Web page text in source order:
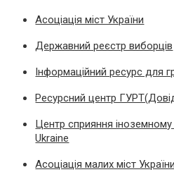
Асоціація міст України
Державний реєстр виборців
Інформаційний ресурс для
Ресурсний центр
Центр сприяння
Ukraine
Асоціація малих міст України